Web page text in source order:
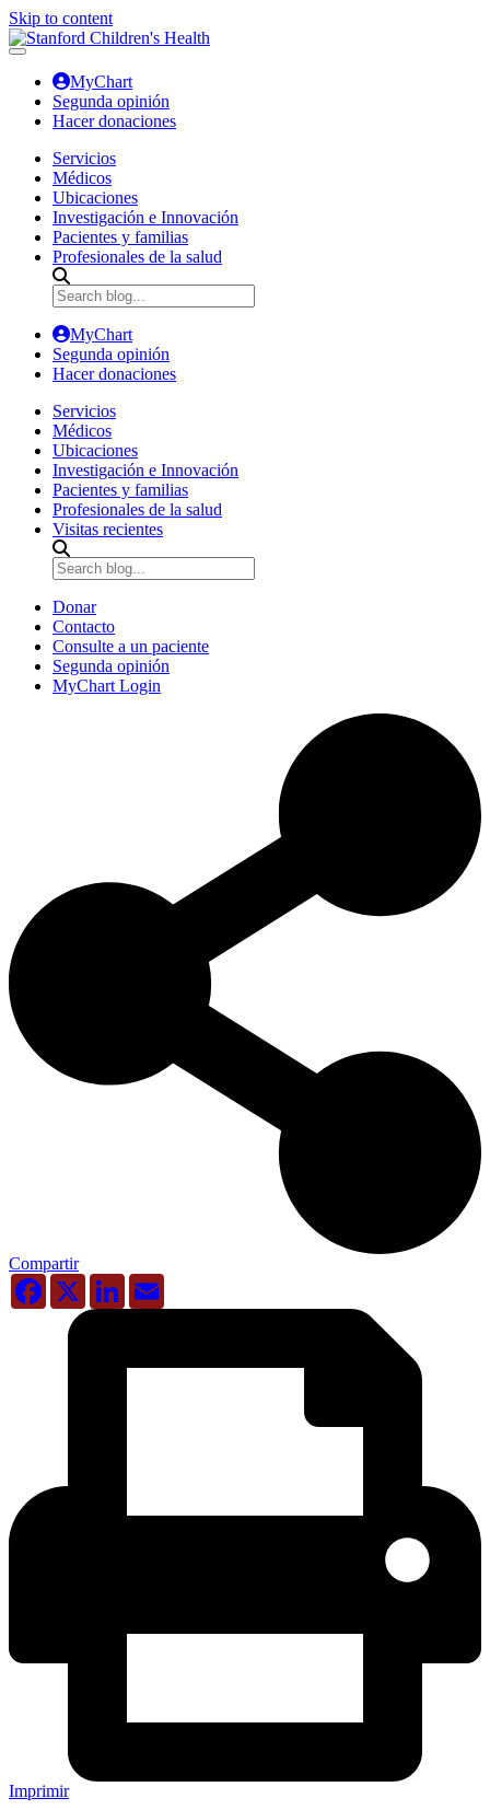
Skip to content
MyChart
Segunda opinión
Hacer donaciones
Servicios
Médicos
Ubicaciones
Investigación e Innovación
Pacientes y familias
Profesionales de la salud
MyChart
Segunda opinión
Hacer donaciones
Servicios
Médicos
Ubicaciones
Investigación e Innovación
Pacientes y familias
Profesionales de la salud
Visitas recientes
Donar
Contacto
Consulte a un paciente
Segunda opinión
MyChart Login
Compartir
Facebook
X LinkedIn
Imprimir